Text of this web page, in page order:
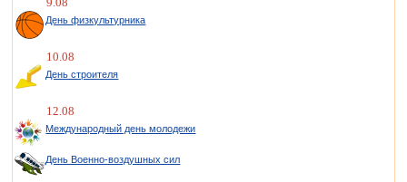
День физкультурника
10.08
День строителя
12.08
Международный день молодежи
День Военно-воздушных сил